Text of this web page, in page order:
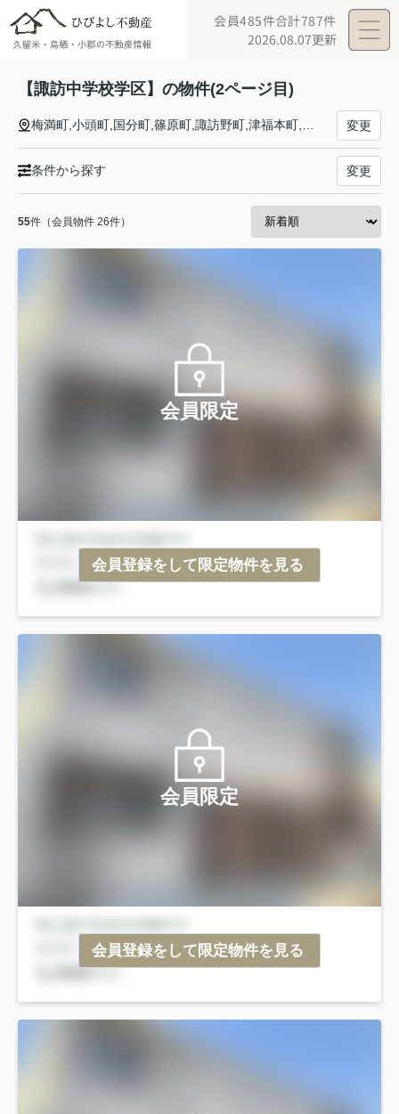
会員485件合計787件
2026.08.07更新
【諏訪中学校学区】の物件(2ページ目)
梅満町,小頭町,国分町,篠原町,諏訪野町,津福本町,天神町,通町,西町,野中町,花畑 変更
条件から探す 変更
55件（会員物件 26件）
会員限定
会員登録をして限定物件を見る
会員限定
会員登録をして限定物件を見る